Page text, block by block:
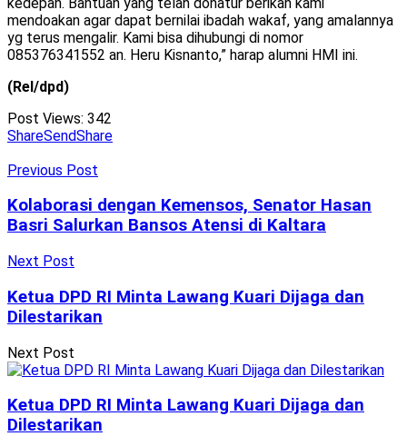
mendoakan agar dapat bernilai ibadah wakaf, yang amalannya
yg terus mengalir. Kami bisa dihubungi di nomor
085376341552 an. Heru Kisnanto,” harap alumni HMI ini.
(Rel/dpd)
Post Views: 342
ShareSendShare
Previous Post
Kolaborasi dengan Kemensos, Senator Hasan
Basri Salurkan Bansos Atensi di Kaltara
Next Post
Ketua DPD RI Minta Lawang Kuari Dijaga dan
Dilestarikan
Next Post
Ketua DPD RI Minta Lawang Kuari Dijaga dan
Dilestarikan